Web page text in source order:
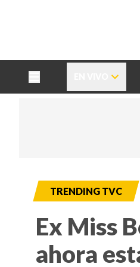
TRENDING TVC
Ex Miss
ahora